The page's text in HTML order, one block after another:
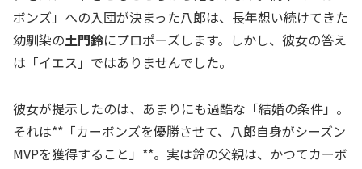
ボンズ」への入団が決まった八郎は、長年想い続けてきた
幼馴染の土門鈴にプロポーズします。しかし、彼女の答え
は「イエス」ではありませんでした。
彼女が提示したのは、あまりにも過酷な「結婚の条件」。
それは**「カーボンズを優勝させて、八郎自身がシーズン
MVPを獲得すること」**。実は鈴の父親は、かつてカーボ